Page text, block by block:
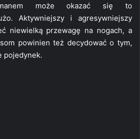
może okazać się to
Aktywniejszy i agresywniejszy
niewielką przewagę na nogach, a
powinien też decydować o tym,
pojedynek.